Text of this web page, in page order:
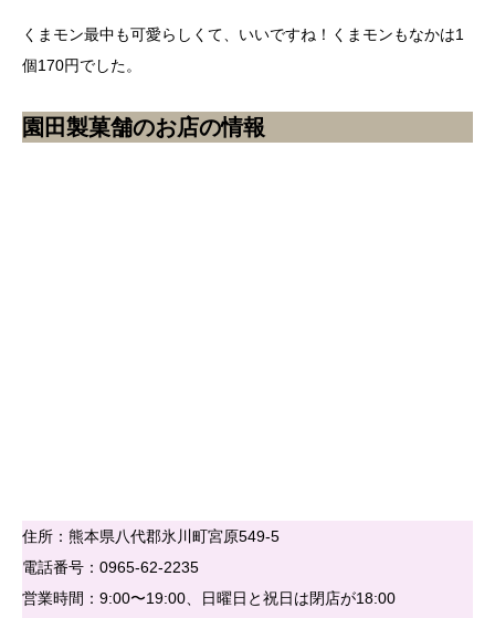
くまモン最中も可愛らしくて、いいですね！くまモンもなかは1
個170円でした。
園田製菓舗のお店の情報
住所：熊本県八代郡氷川町宮原549-5
電話番号：0965-62-2235
営業時間：9:00〜19:00、日曜日と祝日は閉店が18:00